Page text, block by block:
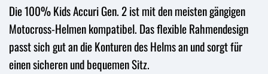
Die 100% Kids Accuri Gen. 2 ist mit den meisten gängigen
Motocross-Helmen kompatibel. Das flexible Rahmendesign
passt sich gut an die Konturen des Helms an und sorgt für
einen sicheren und bequemen Sitz.